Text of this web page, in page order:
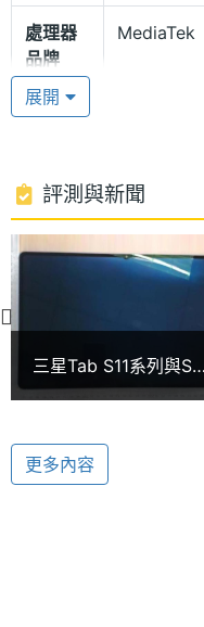
功能。續航部分備有
快充，工作使用擁有
多重視窗功能
功能，用戶可一次開
表同時回覆電子郵件
更加便利，大幅提升
安全防護平台，有效
密資料能安全進行存
SAMSUNG Galaxy
處理器
品牌
MediaTek
處理器
處理器
時脈
2.2+2.0
8
理器
憶體
展開
評測與新聞
三星Tab S11系列與S10
Lite規格疑洩 Tab A11
更多內容